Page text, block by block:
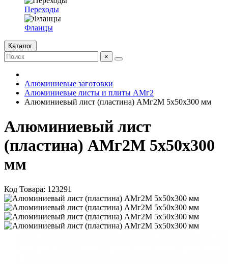
Переходы
Фланцы
Каталог
×
Алюминиевые заготовки
Алюминиевые листы и плиты АМг2
Алюминиевый лист (пластина) АМг2М 5х50х300 мм
Алюминиевый лист
(пластина) АМг2М 5х50х300
мм
Код Товара: 123291